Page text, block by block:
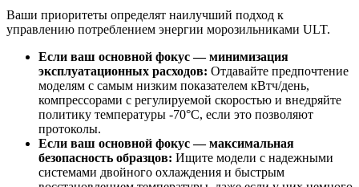
Ваши приоритеты определят наилучший подход к
управлению потреблением энергии морозильниками ULT.
Если ваш основной фокус — минимизация
эксплуатационных расходов: Отдавайте предпочтение
моделям с самым низким показателем кВтч/день,
компрессорами с регулируемой скоростью и внедряйте
политику температуры -70°C, если это позволяют
протоколы.
Если ваш основной фокус — максимальная
безопасность образцов: Ищите модели с надежными
системами двойного охлаждения и быстрым